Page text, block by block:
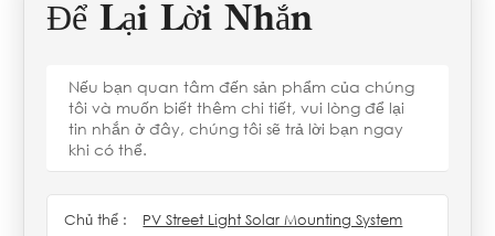
Để Lại Lời Nhắn
Nếu bạn quan tâm đến sản phẩm của chúng
tôi và muốn biết thêm chi tiết, vui lòng để lại
tin nhắn ở đây, chúng tôi sẽ trả lời bạn ngay
khi có thể.
Chủ thể : PV Street Light Solar Mounting System